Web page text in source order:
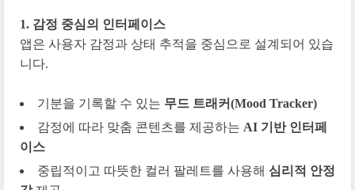
1. 감정 중심의 인터페이스
앱은 사용자 감정과 상태 추적을 중심으로 설계되어 있습
니다.
기분을 기록할 수 있는 무드 트래커(Mood Tracker)
감정에 따라 맞춤 콘텐츠를 제공하는 AI 기반 인터페
이스
중립적이고 따뜻한 컬러 팔레트를 사용해 심리적 안정